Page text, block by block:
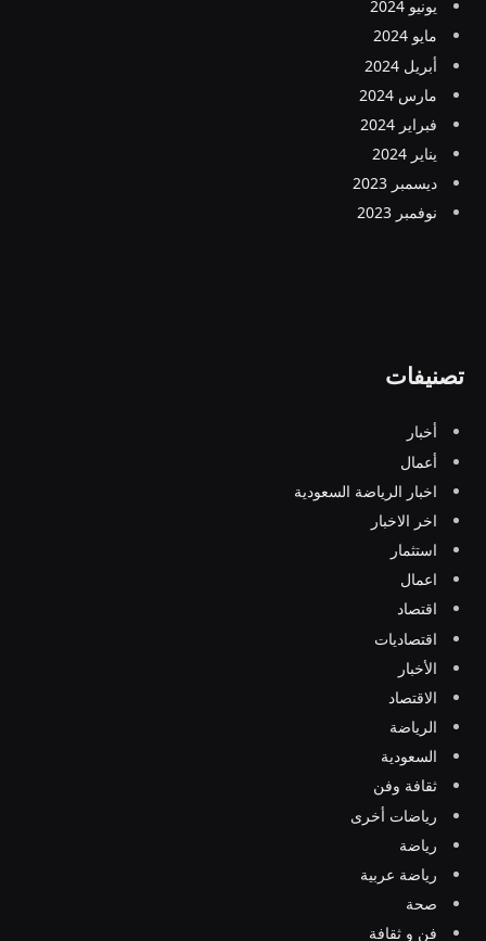
يونيو 2024
مايو 2024
أبريل 2024
مارس 2024
فبراير 2024
يناير 2024
ديسمبر 2023
نوفمبر 2023
تصنيفات
أخبار
أعمال
اخبار الرياضة السعودية
اخر الاخبار
استثمار
اعمال
اقتصاد
اقتصاديات
الأخبار
الاقتصاد
الرياضة
السعودية
ثقافة وفن
رياضات أخرى
رياضة
رياضة عربية
صحة
فن و ثقافة